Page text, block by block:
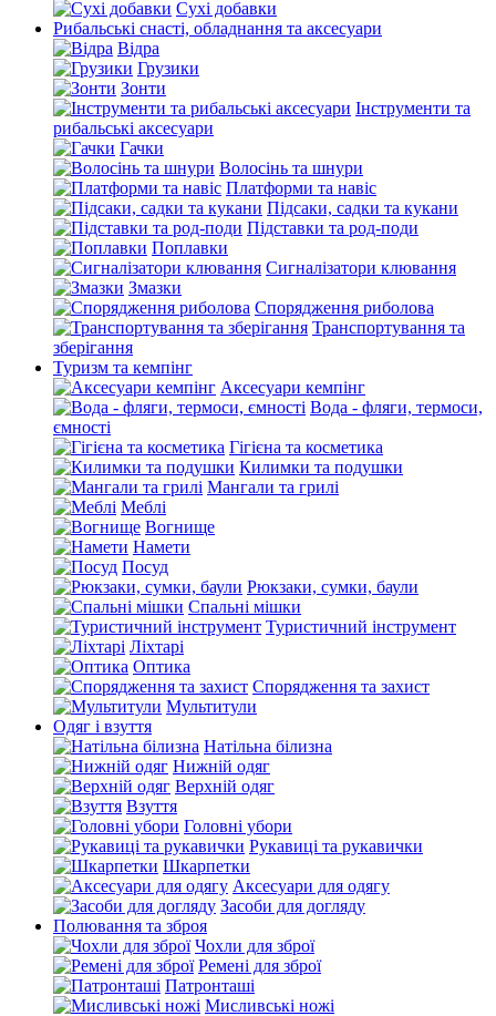
Сухі добавки
Рибальські снасті, обладнання та аксесуари
Відра
Грузики
Зонти
Інструменти та
рибальські аксесуари
Гачки
Волосінь та шнури
Платформи та навіс
Підсаки, садки та кукани
Підставки та род-поди
Поплавки
Сигналізатори клювання
Змазки
Спорядження риболова
Транспортування та
зберігання
Туризм та кемпінг
Аксесуари кемпінг
Вода - фляги, термоси,
ємності
Гігієна та косметика
Килимки та подушки
Мангали та грилі
Меблі
Вогнище
Намети
Посуд
Рюкзаки, сумки, баули
Спальні мішки
Туристичний інструмент
Ліхтарі
Оптика
Спорядження та захист
Мультитули
Одяг і взуття
Натільна білизна
Нижній одяг
Верхній одяг
Взуття
Головні убори
Рукавиці та рукавички
Шкарпетки
Аксесуари для одягу
Засоби для догляду
Полювання та зброя
Чохли для зброї
Ремені для зброї
Патронташі
Мисливські ножі